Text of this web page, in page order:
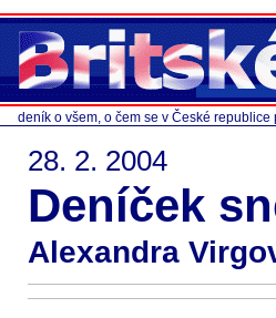
deník o všem, o čem se v České republice
28. 2. 2004
Deníček
Alexandra